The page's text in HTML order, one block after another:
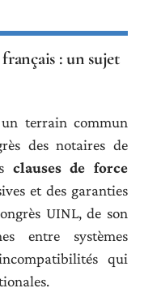
: un sujet
terrain commun
des notaires de
clauses de force
et des garanties
UINL, de son
entre systèmes
qui